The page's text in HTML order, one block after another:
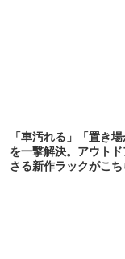
「車汚れる」「置き場
を一撃解決。アウト
さる新作ラックがこち